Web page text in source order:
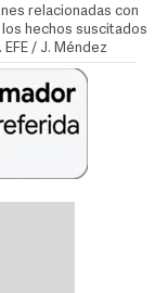
relacionadas con
hechos suscitados
/ J. Méndez